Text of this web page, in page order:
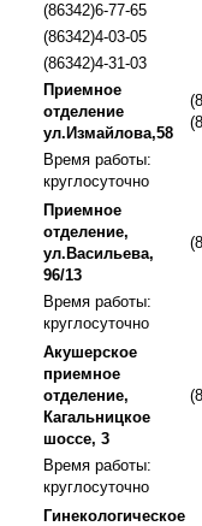
(86342)6-77-65
(86342)4-03-05
(86342)4-31-03
Приемное
отделение
ул.Измайлова,58
Время работы:
круглосуточно
Приемное
отделение,
ул.Васильева,
96/13
Время работы:
круглосуточно
Акушерское
приемное
отделение,
Кагальницкое
шоссе, 3
Время работы:
круглосуточно
Гинекологическое